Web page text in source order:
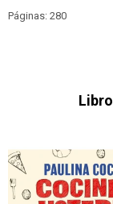
Páginas: 280